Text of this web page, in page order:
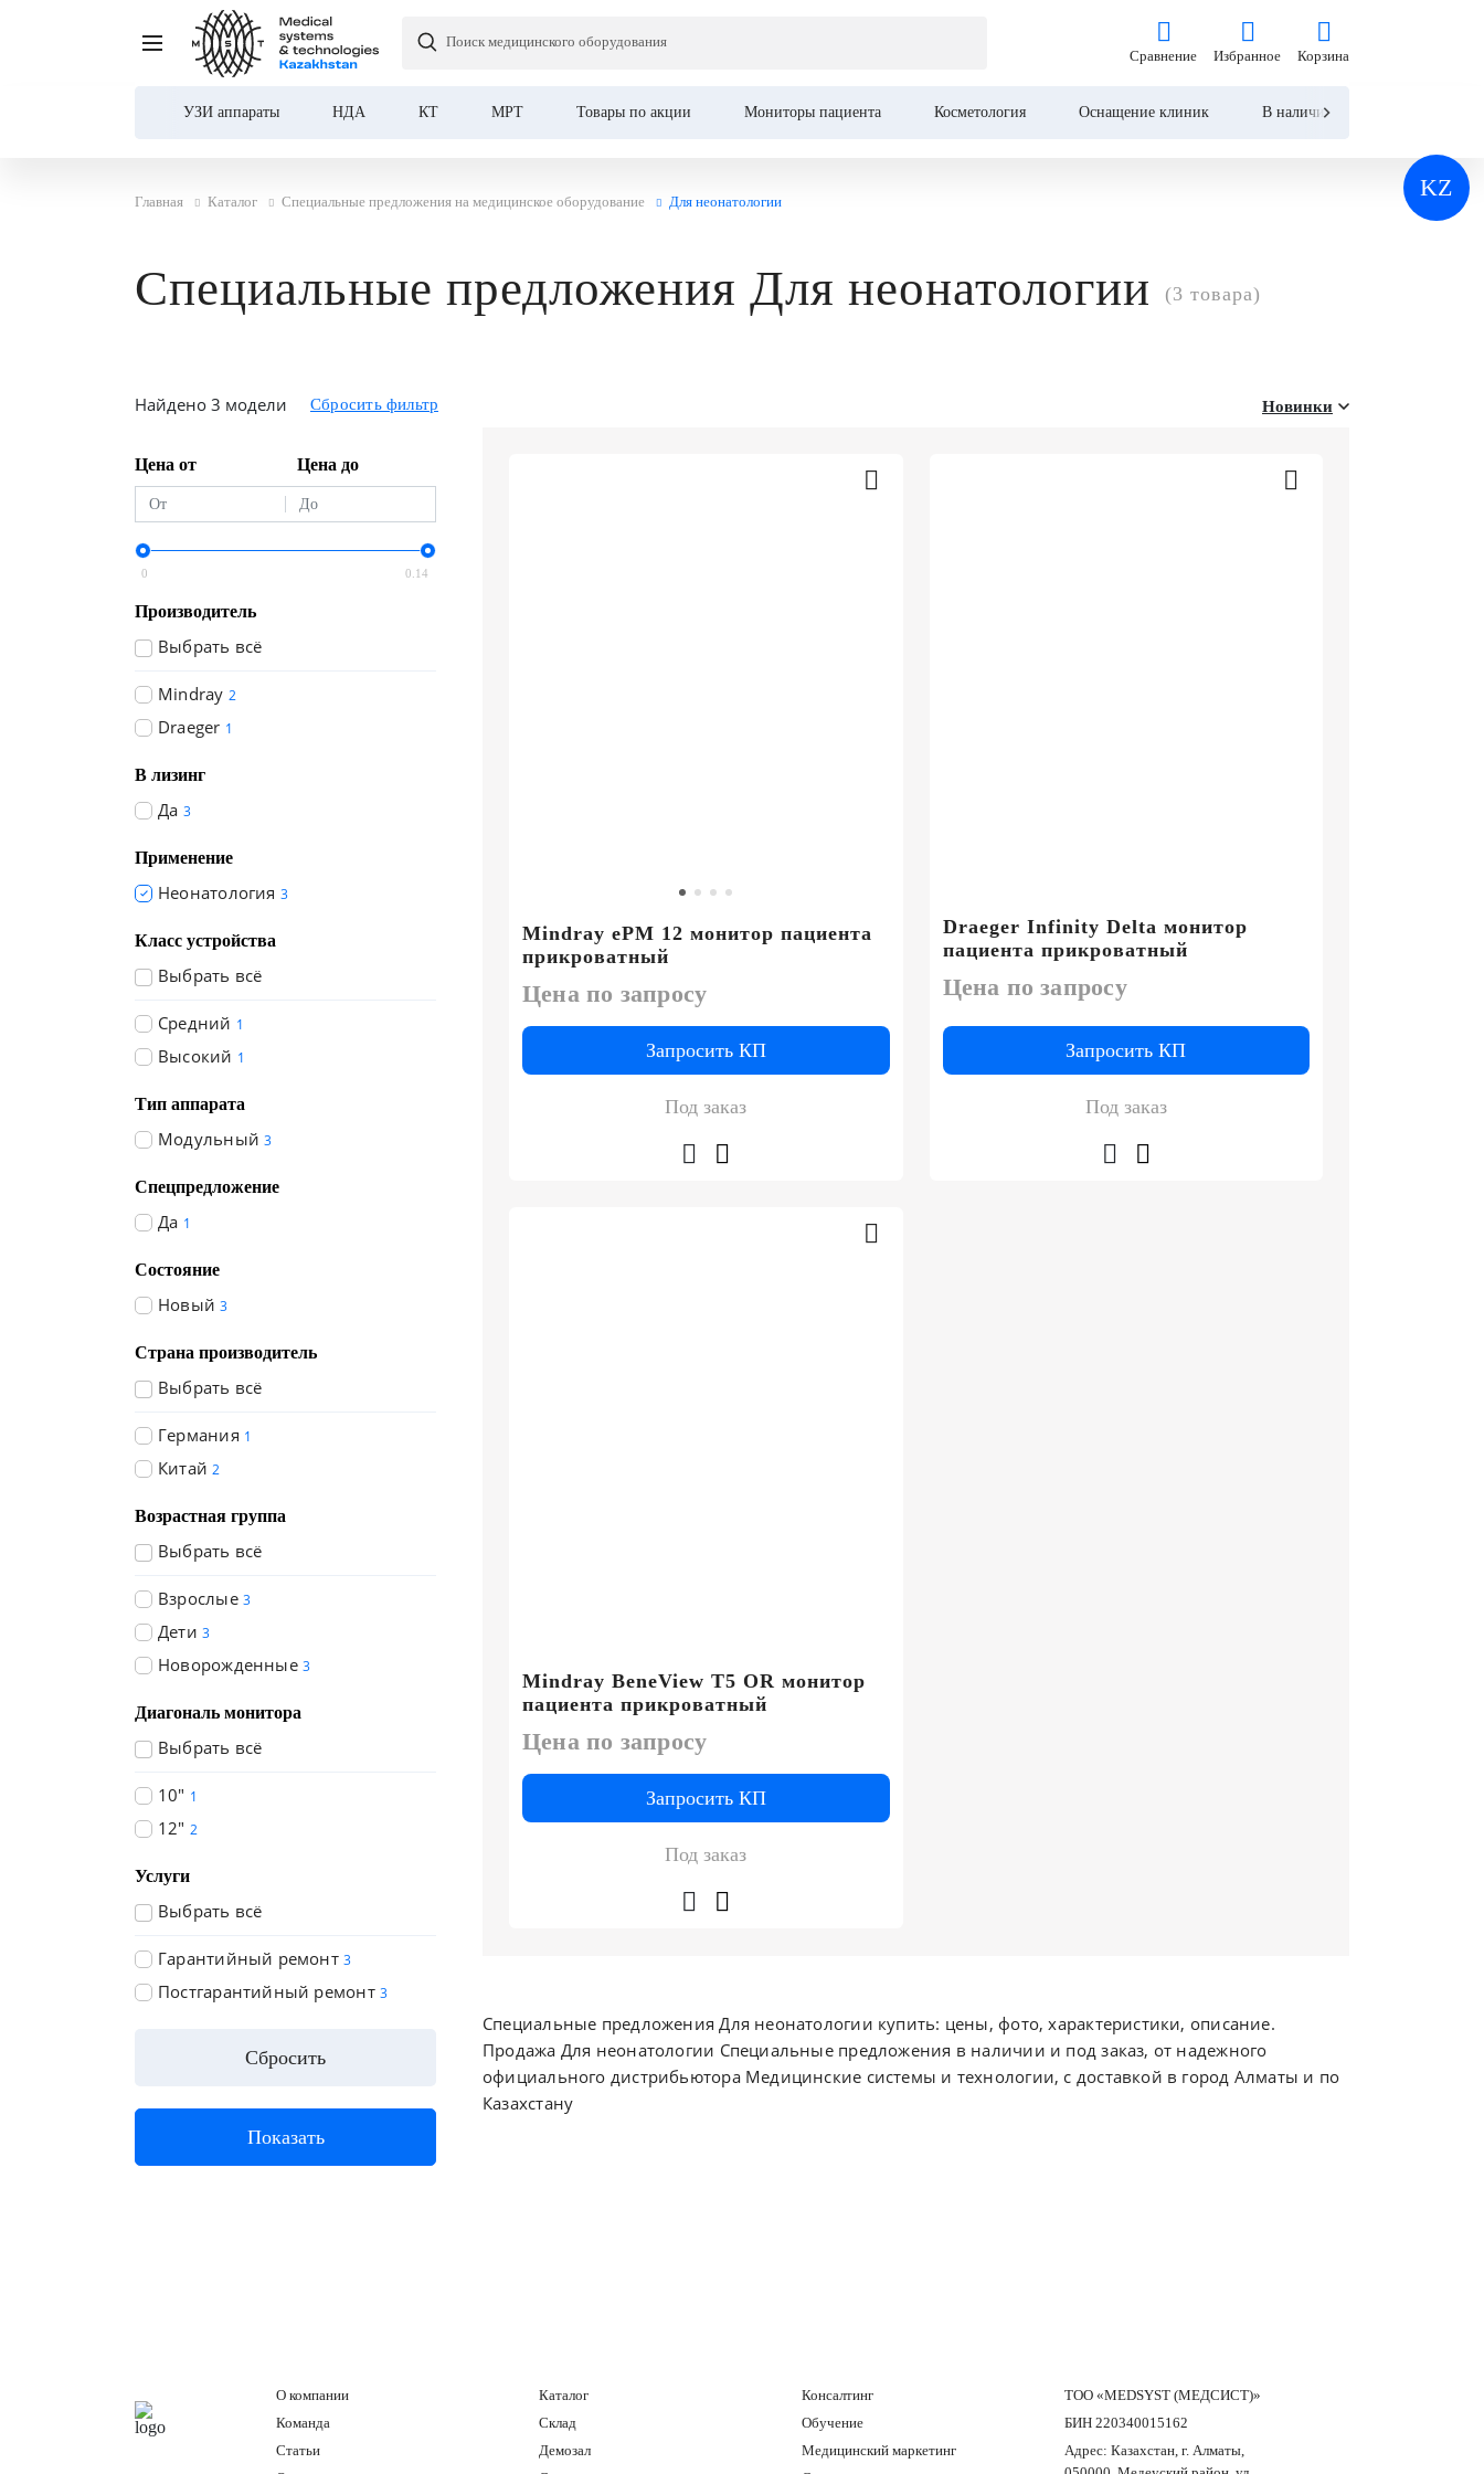
KZ
Поиск медицинского оборудования
Сравнение
Сравнение
Избранное Корзина
УЗИ аппараты НДА КТ МРТ Товары по акции Мониторы пациента Косметология Оснащение клиник В наличии
Главная Каталог Специальные предложения на медицинское оборудование Для неонатологии
Специальные предложения Для неонатологии (3 товара)
Новинки
Найдено 3 модели
Цена от Цена до
0 0.14
Производитель
Выбрать всё
Mindray 2
Draeger 1
В лизинг
Да 3
Применение
Неонатология 3
Класс устройства
Выбрать всё
Средний 1
Высокий 1
Тип аппарата
Модульный 3
Спецпредложение
Да 1
Состояние
Новый 3
Страна производитель
Выбрать всё
Германия 1
Китай 2
Возрастная группа
Выбрать всё
Взрослые 3
Дети 3
Новорожденные 3
Диагональ монитора
Выбрать всё
10" 1
12" 2
Услуги
Выбрать всё
Гарантийный ремонт 3
Постгарантийный ремонт 3
Mindray ePM 12 монитор пациента
прикроватный
Цена по запросу
Запросить КП
Под заказ
Draeger Infinity Delta монитор
пациента прикроватный
Цена по запросу
Запросить КП
Под заказ
Mindray BeneView T5 OR монитор
пациента прикроватный
Цена по запросу
Запросить КП
Под заказ
Специальные предложения Для неонатологии купить: цены, фото, характеристики, описание.
Продажа Для неонатологии Специальные предложения в наличии и под заказ, от надежного
официального дистрибьютора Медицинские системы и технологии, с доставкой в город Алматы и по
Казахстану
О компании
Команда
Статьи
Каталог
Склад
Демозал
Консалтинг
Обучение
Медицинский маркетинг
ТОО «MEDSYST (МЕДСИСТ)»
БИН 220340015162
Адрес: Казахстан, г. Алматы,